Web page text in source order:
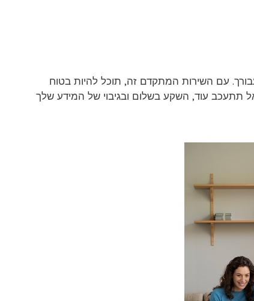
עם השירות המתקדם זה, תוכל להיות בטוח
תתעכב עוד, השקע בשלום ובגיבוי של המידע שלך